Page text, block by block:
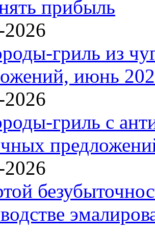
прибыль
2026
гриль из
июнь
2026
гриль с